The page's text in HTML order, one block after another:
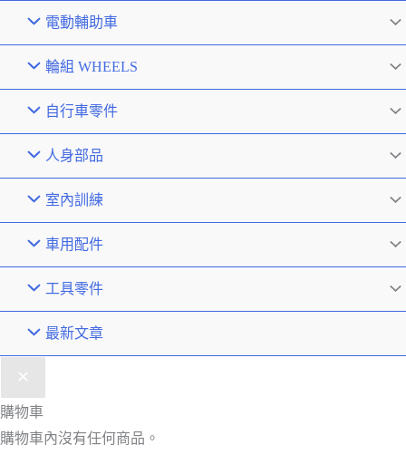
電動輔助車
輪組 WHEELS
自行車零件
人身部品
室內訓練
車用配件
工具零件
最新文章
購物車
購物車內沒有任何商品。